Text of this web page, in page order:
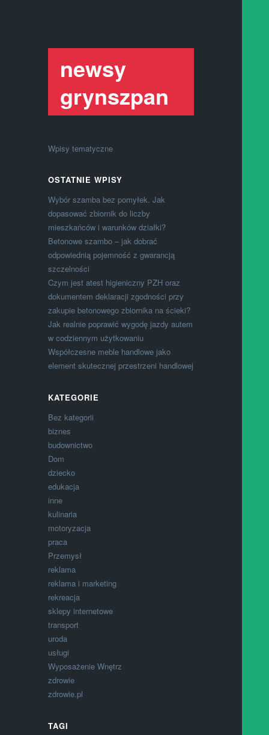
newsy
grynszpan
Wpisy tematyczne
OSTATNIE WPISY
Wybór szamba bez pomyłek. Jak
dopasować zbiornik do liczby
mieszkańców i warunków działki?
Betonowe szambo – jak dobrać
odpowiednią pojemność z gwarancją
szczelności
Czym jest atest higieniczny PZH oraz
dokumentem deklaracji zgodności przy
zakupie betonowego zbiornika na ścieki?
Jak realnie poprawić wygodę jazdy autem
w codziennym użytkowaniu
Współczesne meble handlowe jako
element skutecznej przestrzeni handlowej
KATEGORIE
Bez kategorii
biznes
budownictwo
Dom
dziecko
edukacja
inne
kulinaria
motoryzacja
praca
Przemysł
reklama
reklama i marketing
rekreacja
sklepy internetowe
transport
uroda
usługi
Wyposażenie Wnętrz
zdrowie
zdrowie.pl
TAGI